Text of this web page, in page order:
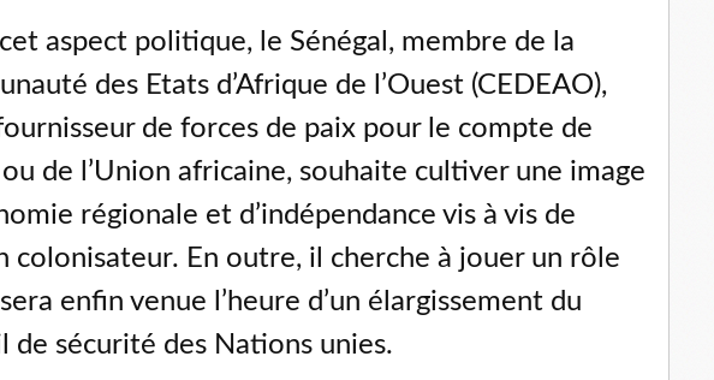
aspect politique, le Sénégal, membre de la
des Etats d’Afrique de l’Ouest (CEDEAO),
de forces de paix pour le compte de
ou de l’Union africaine, souhaite cultiver une image
régionale et d’indépendance vis à vis de
colonisateur. En outre, il cherche à jouer un rôle
enfin venue l’heure d’un élargissement du
de sécurité des Nations unies.